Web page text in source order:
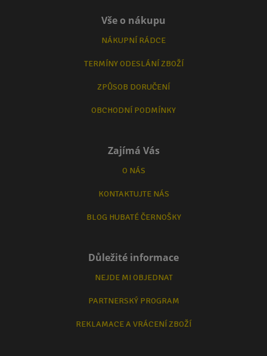
Vše o nákupu
NÁKUPNÍ RÁDCE
TERMÍNY ODESLÁNÍ ZBOŽÍ
ZPŮSOB DORUČENÍ
OBCHODNÍ PODMÍNKY
Zajímá Vás
O NÁS
KONTAKTUJTE NÁS
BLOG HUBATÉ ČERNOŠKY
Důležité informace
NEJDE MI OBJEDNAT
PARTNERSKÝ PROGRAM
REKLAMACE A VRÁCENÍ ZBOŽÍ